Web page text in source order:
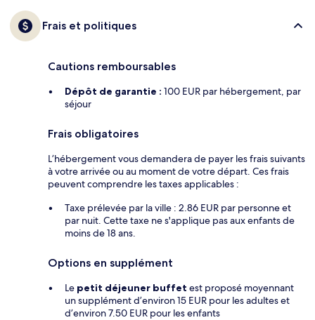
Frais et politiques
Cautions remboursables
Dépôt de garantie : 100 EUR par hébergement, par
séjour
Frais obligatoires
L’hébergement vous demandera de payer les frais suivants
à votre arrivée ou au moment de votre départ. Ces frais
peuvent comprendre les taxes applicables :
Taxe prélevée par la ville : 2.86 EUR par personne et
par nuit. Cette taxe ne s'applique pas aux enfants de
moins de 18 ans.
Options en supplément
Le petit déjeuner buffet est proposé moyennant
un supplément d’environ 15 EUR pour les adultes et
d’environ 7.50 EUR pour les enfants